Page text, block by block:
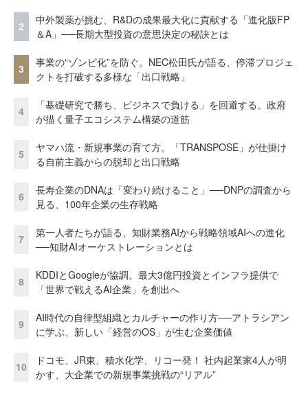
2
中外製薬が挑む、R&Dの成果最大化に貢献する「進化版FP
＆A」──長期大型投資の意思決定の秘訣とは
3
事業の“ゾンビ化”を防ぐ。NEC松田氏が語る、停滞プロジェ
クトを打破する多様な「出口戦略」
4
「基礎研究で勝ち、ビジネスで負ける」を回避する。政府
が描く量子エコシステム構築の道筋
5
ヤマハ流・新規事業の育て方。「TRANSPOSE」が仕掛け
る自前主義からの脱却と出口戦略
6
長寿企業のDNAは「変わり続けること」──DNPの調査から
見る、100年企業の生存戦略
7
第一人者たちが語る、知財業務AIから戦略領域AIへの進化
──知財AIオーケストレーションとは
8
KDDIとGoogleが協調。最大3億円投資とインフラ提供で
「世界で戦えるAI企業」を創出へ
9
AI時代の自律型組織とカルチャーの作り方──アトラシアン
に学ぶ、新しい「経営のOS」が生む企業価値
10
ドコモ、JR東、積水化学、リコー発！ 社内起業家4人が明
かす、大企業での新規事業挑戦の“リアル”